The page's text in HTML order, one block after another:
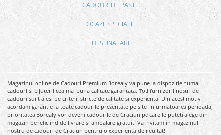
CADOURI DE PASTE
OCAZII SPECIALE
DESTINATARI
Magazinul online de Cadouri Premium Borealy va pune la dispozitie numai
cadouri si bijuterii cea mai buna calitate garantata. Toti furnizorii nostri de
cadouri sunt alesi pe criterii stricte de calitate si experienta. Din acest motiv
acordam garantie la toate cadourile prezentate pe site. In urmatoarea perioada,
prioritatea Borealy vor deveni cadourile de Craciun pe care le puteti alege din
magazin beneficiind de livrare si ambalare gratuit. Va invitam in magazinul
nostru de cadouri de Craciun pentru o experienta de neuitat!